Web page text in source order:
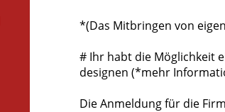
*(Das Mitbringen von
# Ihr habt die Möglichkeit
designen (*mehr
Die Anmeldung für die